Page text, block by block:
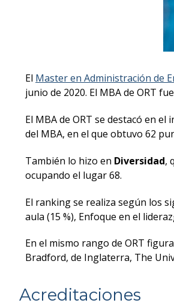
El Master en Administración de
junio de 2020. El MBA de ORT
El MBA de ORT se destacó en el
del MBA, en el que obtuvo 62
También lo hizo en Diversidad,
ocupando el lugar 68.
El ranking se realiza según los
aula (15 %), Enfoque en el
En el mismo rango de ORT
Bradford, de Inglaterra, The
Acreditaciones